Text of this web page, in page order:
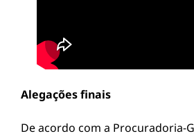
Alegações finais
De acordo com a Procuradoria-